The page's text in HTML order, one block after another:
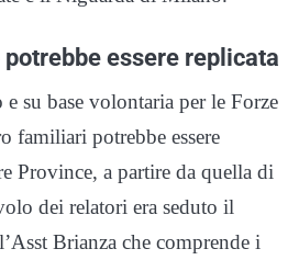
potrebbe essere replicata
su base volontaria per le Forze
familiari potrebbe essere
Province, a partire da quella di
dei relatori era seduto il
Brianza che comprende i